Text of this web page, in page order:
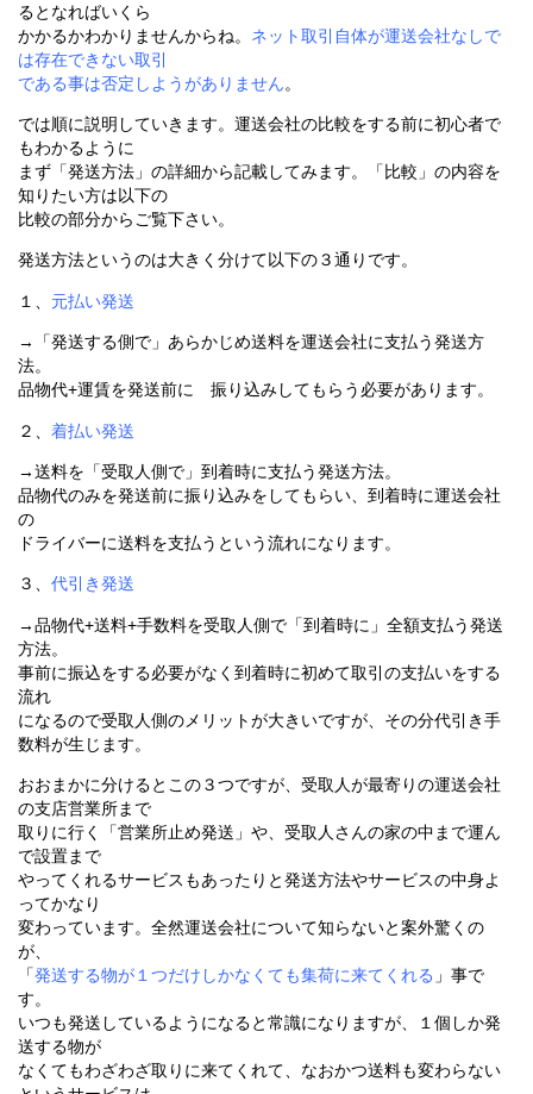
るとなればいくら
かかるかわかりませんからね。 ネット取引自体が運送会社なしで
は存在できない取引
である事は否定しようがありません。
では順に説明していきます。運送会社の比較をする前に初心者で
もわかるように
まず「発送方法」の詳細から記載してみます。「比較」の内容を
知りたい方は以下の
比較の部分からご覧下さい。
発送方法というのは大きく分けて以下の３通りです。
１、 元払い発送
→「発送する側で」あらかじめ送料を運送会社に支払う発送方
法。
品物代+運賃を発送前に 振り込みしてもらう必要があります。
２、 着払い発送
→送料を「受取人側で」到着時に支払う発送方法。
品物代のみを発送前に振り込みをしてもらい、到着時に運送会社
の
ドライバーに送料を支払うという流れになります。
３、 代引き発送
→品物代+送料+手数料を受取人側で「到着時に」全額支払う発送
方法。
事前に振込をする必要がなく到着時に初めて取引の支払いをする
流れ
になるので受取人側のメリットが大きいですが、その分代引き手
数料が生じます。
おおまかに分けるとこの３つですが、受取人が最寄りの運送会社
の支店営業所まで
取りに行く「営業所止め発送」や、受取人さんの家の中まで運ん
で設置まで
やってくれるサービスもあったりと発送方法やサービスの中身よ
ってかなり
変わっています。全然運送会社について知らないと案外驚くの
が、
「発送する物が１つだけしかなくても集荷に来てくれる 」事で
す。
いつも発送しているようになると常識になりますが、１個しか発
送する物が
なくてもわざわざ取りに来てくれて、なおかつ送料も変わらない